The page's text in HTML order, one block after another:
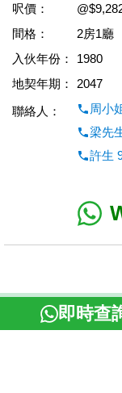
呎價：
間格：
2房1廳
入伙年份：
1980
地契年期：
2047
聯絡人：
周小
梁先
許生
即時查
本網頁所提供資料僅
失